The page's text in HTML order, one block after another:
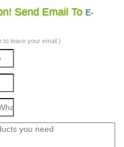
Send Email To E-
to leave your email.)